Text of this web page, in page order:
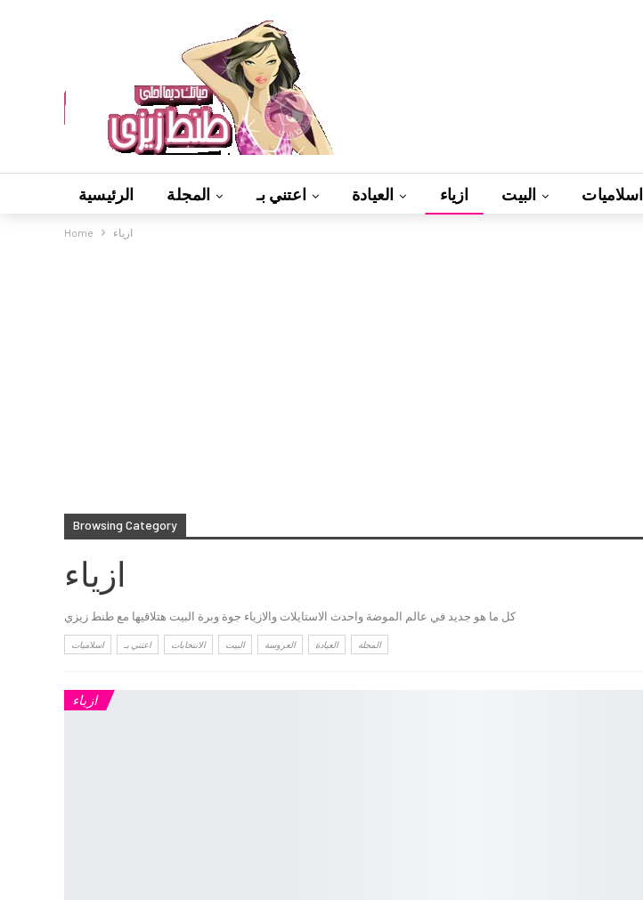
الرئيسية المجلة اعتني بـ العيادة ازياء البيت اسلاميات
Home ازياء
Browsing Category
ازياء
كل ما هو جديد في عالم الموضة واحدث الاستايلات والازياء جوة وبرة البيت هتلاقيها مع طنط زيزي
اسلاميات اعتني بـ الانتخابات البيت العروسة العيادة المجلة
ازياء